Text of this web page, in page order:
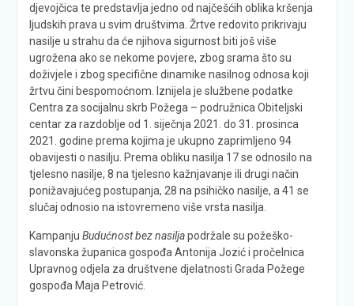
djevojčica te predstavlja jedno od najčešćih oblika kršenja
ljudskih prava u svim društvima. Žrtve redovito prikrivaju
nasilje u strahu da će njihova sigurnost biti još više
ugrožena ako se nekome povjere, zbog srama što su
doživjele i zbog specifične dinamike nasilnog odnosa koji
žrtvu čini bespomoćnom. Iznijela je službene podatke
Centra za socijalnu skrb Požega – podružnica Obiteljski
centar za razdoblje od 1. siječnja 2021. do 31. prosinca
2021. godine prema kojima je ukupno zaprimljeno 94
obavijesti o nasilju. Prema obliku nasilja 17 se odnosilo na
tjelesno nasilje, 8 na tjelesno kažnjavanje ili drugi način
ponižavajućeg postupanja, 28 na psihičko nasilje, a 41 se
slučaj odnosio na istovremeno više vrsta nasilja.
Kampanju Budućnost bez nasiljapodržale su požeško-
slavonska županica gospođa Antonija Jozić i pročelnica
Upravnog odjela za društvene djelatnosti Grada Požege
gospođa Maja Petrović.